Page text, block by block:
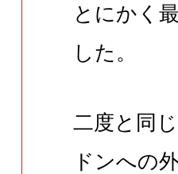
とにかく
した。
二度と同
ドンへの